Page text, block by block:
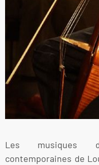
Les musiques
contemporaines de